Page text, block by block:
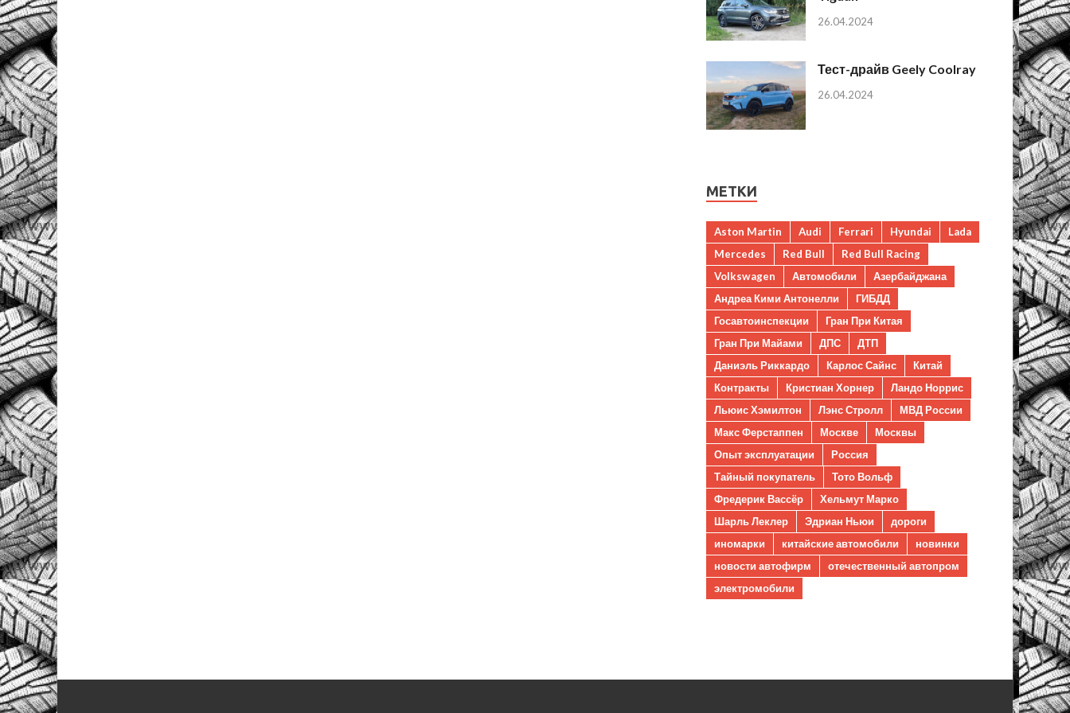
26.04.2024
Тест-драйв Geely Coolray
26.04.2024
МЕТКИ
Aston Martin Audi Ferrari Hyundai
Lada
Mercedes
Red Bull
Red Bull Racing
Volkswagen
Автомобили
Азербайджана
Андреа Кими Антонелли
ГИБДД
Госавтоинспекции
Гран При Китая
Гран При Майами
ДПС
ДТП
Даниэль Риккардо
Карлос Сайнс
Китай
Контракты
Кристиан Хорнер
Ландо Норрис
Льюис Хэмилтон
Лэнс Стролл
МВД России
Макс Ферстаппен
Москве
Москвы
Опыт эксплуатации
Россия
Тайный покупатель
Тото Вольф
Фредерик Вассёр
Хельмут Марко
Шарль Леклер
Эдриан Ньюи
дороги
иномарки
китайские автомобили
новинки
новости автофирм
отечественный автопром
электромобили